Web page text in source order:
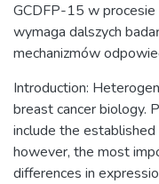
GCDFP-15 w
wymaga dalszych
mechanizmów
Introduction:
breast cancer biology.
include the
however, the most
differences in